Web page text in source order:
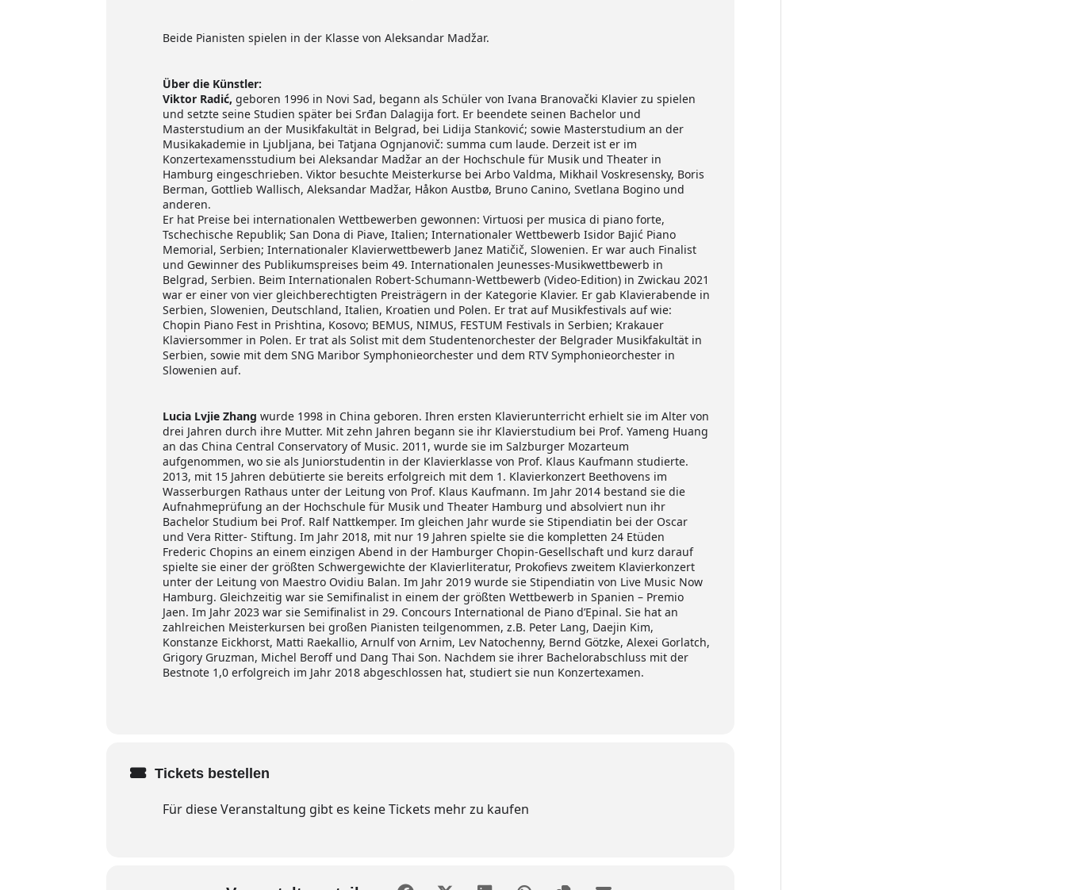
Beide Pianisten spielen in der Klasse von Aleksandar Madžar.
Über die Künstler:
Viktor Radić, geboren 1996 in Novi Sad, begann als Schüler von Ivana Branovački Klavier zu spielen
und setzte seine Studien später bei Srđan Dalagija fort. Er beendete seinen Bachelor und
Masterstudium an der Musikfakultät in Belgrad, bei Lidija Stanković; sowie Masterstudium an der
Musikakademie in Ljubljana, bei Tatjana Ognjanovič: summa cum laude. Derzeit ist er im
Konzertexamensstudium bei Aleksandar Madžar an der Hochschule für Musik und Theater in
Hamburg eingeschrieben. Viktor besuchte Meisterkurse bei Arbo Valdma, Mikhail Voskresensky, Boris
Berman, Gottlieb Wallisch, Aleksandar Madžar, Håkon Austbø, Bruno Canino, Svetlana Bogino und
anderen.
Er hat Preise bei internationalen Wettbewerben gewonnen: Virtuosi per musica di piano forte,
Tschechische Republik; San Dona di Piave, Italien; Internationaler Wettbewerb Isidor Bajić Piano
Memorial, Serbien; Internationaler Klavierwettbewerb Janez Matičič, Slowenien. Er war auch Finalist
und Gewinner des Publikumspreises beim 49. Internationalen Jeunesses-Musikwettbewerb in
Belgrad, Serbien. Beim Internationalen Robert-Schumann-Wettbewerb (Video-Edition) in Zwickau 2021
war er einer von vier gleichberechtigten Preisträgern in der Kategorie Klavier. Er gab Klavierabende in
Serbien, Slowenien, Deutschland, Italien, Kroatien und Polen. Er trat auf Musikfestivals auf wie:
Chopin Piano Fest in Prishtina, Kosovo; BEMUS, NIMUS, FESTUM Festivals in Serbien; Krakauer
Klaviersommer in Polen. Er trat als Solist mit dem Studentenorchester der Belgrader Musikfakultät in
Serbien, sowie mit dem SNG Maribor Symphonieorchester und dem RTV Symphonieorchester in
Slowenien auf.
Lucia Lvjie Zhang wurde 1998 in China geboren. Ihren ersten Klavierunterricht erhielt sie im Alter von
drei Jahren durch ihre Mutter. Mit zehn Jahren begann sie ihr Klavierstudium bei Prof. Yameng Huang
an das China Central Conservatory of Music. 2011, wurde sie im Salzburger Mozarteum
aufgenommen, wo sie als Juniorstudentin in der Klavierklasse von Prof. Klaus Kaufmann studierte.
2013, mit 15 Jahren debütierte sie bereits erfolgreich mit dem 1. Klavierkonzert Beethovens im
Wasserburgen Rathaus unter der Leitung von Prof. Klaus Kaufmann. Im Jahr 2014 bestand sie die
Aufnahmeprüfung an der Hochschule für Musik und Theater Hamburg und absolviert nun ihr
Bachelor Studium bei Prof. Ralf Nattkemper. Im gleichen Jahr wurde sie Stipendiatin bei der Oscar
und Vera Ritter- Stiftung. Im Jahr 2018, mit nur 19 Jahren spielte sie die kompletten 24 Etüden
Frederic Chopins an einem einzigen Abend in der Hamburger Chopin-Gesellschaft und kurz darauf
spielte sie einer der größten Schwergewichte der Klavierliteratur, Prokofievs zweitem Klavierkonzert
unter der Leitung von Maestro Ovidiu Balan. Im Jahr 2019 wurde sie Stipendiatin von Live Music Now
Hamburg. Gleichzeitig war sie Semifinalist in einem der größten Wettbewerb in Spanien – Premio
Jaen. Im Jahr 2023 war sie Semifinalist in 29. Concours International de Piano d’Epinal. Sie hat an
zahlreichen Meisterkursen bei großen Pianisten teilgenommen, z.B. Peter Lang, Daejin Kim,
Konstanze Eickhorst, Matti Raekallio, Arnulf von Arnim, Lev Natochenny, Bernd Götzke, Alexei Gorlatch,
Grigory Gruzman, Michel Beroff und Dang Thai Son. Nachdem sie ihrer Bachelorabschluss mit der
Bestnote 1,0 erfolgreich im Jahr 2018 abgeschlossen hat, studiert sie nun Konzertexamen.
Tickets bestellen
Für diese Veranstaltung gibt es keine Tickets mehr zu kaufen